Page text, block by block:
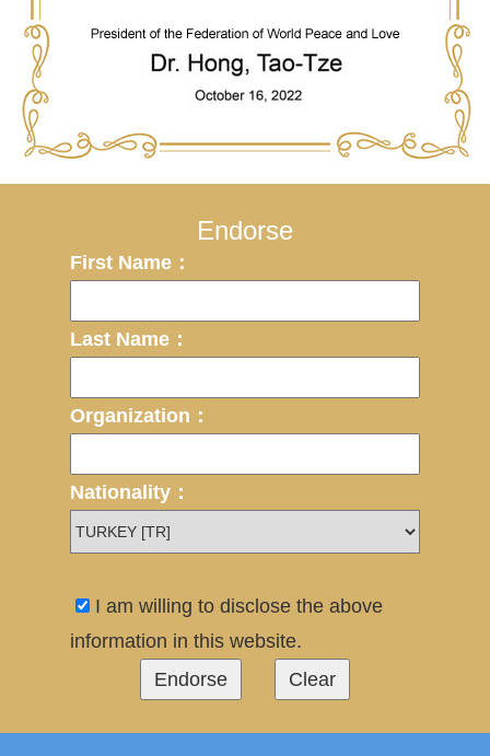
Endorse
First Name：
Last Name：
Organization：
Nationality：
I am willing to disclose the above
information in this website.